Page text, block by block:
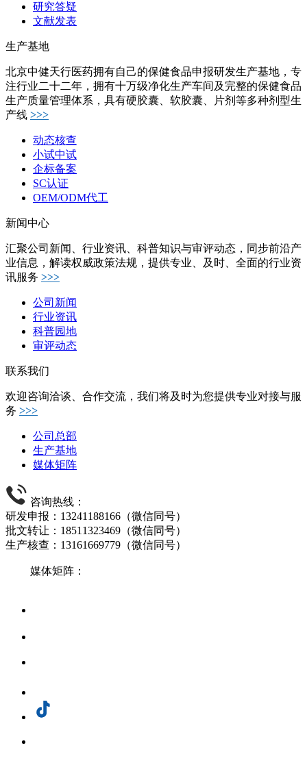
研究答疑
文献发表
生产基地
北京中健天行医药拥有自己的保健食品申报研发生产基地，专
注行业二十二年，拥有十万级净化生产车间及完整的保健食品
生产质量管理体系，具有硬胶囊、软胶囊、片剂等多种剂型生
产线 >>>
动态核查
小试中试
企标备案
SC认证
OEM/ODM代工
新闻中心
汇聚公司新闻、行业资讯、科普知识与审评动态，同步前沿产
业信息，解读权威政策法规，提供专业、及时、全面的行业资
讯服务 >>>
公司新闻
行业资讯
科普园地
审评动态
联系我们
欢迎咨询洽谈、合作交流，我们将及时为您提供专业对接与服
务 >>>
公司总部
生产基地
媒体矩阵
咨询热线：
研发申报：13241188166（微信同号）
批文转让：18511323469（微信同号）
生产核查：13161669779（微信同号）
媒体矩阵：